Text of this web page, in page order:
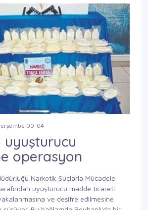
00:04
operasyon
Narkotik Suçlarla Mücadele
uyuşturucu madde ticareti
ve deşifre edilmesine